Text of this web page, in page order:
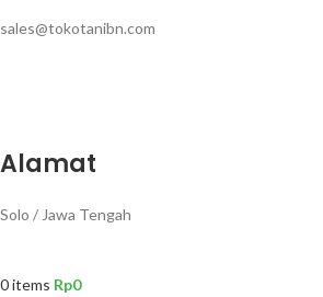
sales@tokotanibn.com
Alamat
Solo / Jawa Tengah
0items Rp0